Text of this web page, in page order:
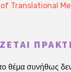
Translational
θέμα συνήθως δεν